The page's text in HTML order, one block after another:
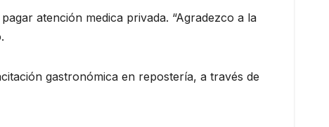
atención medica privada. “Agradezco a la
gastronómica en repostería, a través de